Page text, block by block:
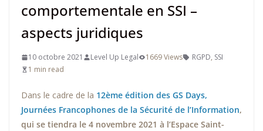
comportementale en SSI –
aspects juridiques
10 octobre 2021 Level Up Legal 1669 Views RGPD, SSI
1 min read
Dans le cadre de la 12ème édition des GS Days,
Journées Francophones de la Sécurité de l’Information,
qui se tiendra le 4 novembre 2021 à l’Espace Saint-